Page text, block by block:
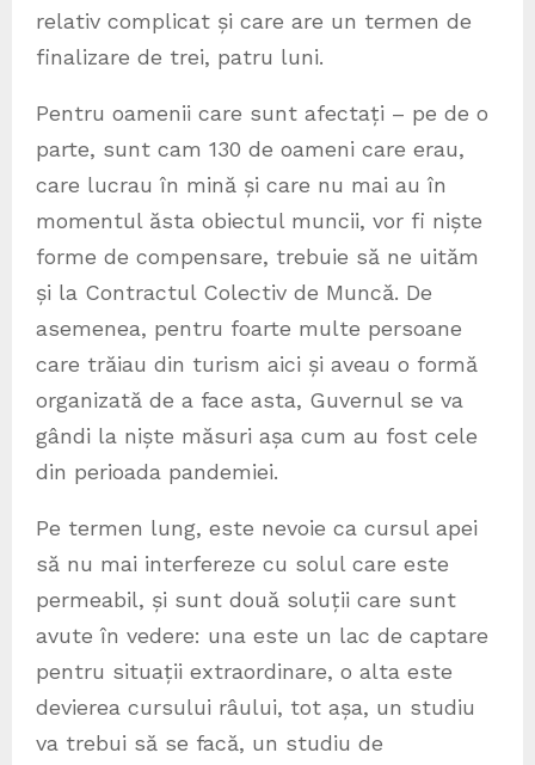
relativ complicat și care are un termen de
finalizare de trei, patru luni.
Pentru oamenii care sunt afectați – pe de o
parte, sunt cam 130 de oameni care erau,
care lucrau în mină și care nu mai au în
momentul ăsta obiectul muncii, vor fi niște
forme de compensare, trebuie să ne uităm
și la Contractul Colectiv de Muncă. De
asemenea, pentru foarte multe persoane
care trăiau din turism aici și aveau o formă
organizată de a face asta, Guvernul se va
gândi la niște măsuri așa cum au fost cele
din perioada pandemiei.
Pe termen lung, este nevoie ca cursul apei
să nu mai interfereze cu solul care este
permeabil, și sunt două soluții care sunt
avute în vedere: una este un lac de captare
pentru situații extraordinare, o alta este
devierea cursului râului, tot așa, un studiu
va trebui să se facă, un studiu de